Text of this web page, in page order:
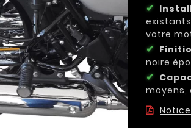
votre
noire
moyens,